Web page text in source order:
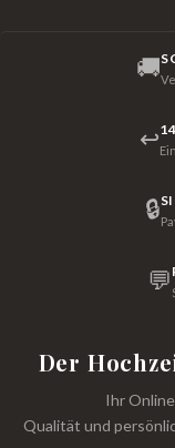
🚚
↩
🔒
💬
Der
Ihr
Qualität und